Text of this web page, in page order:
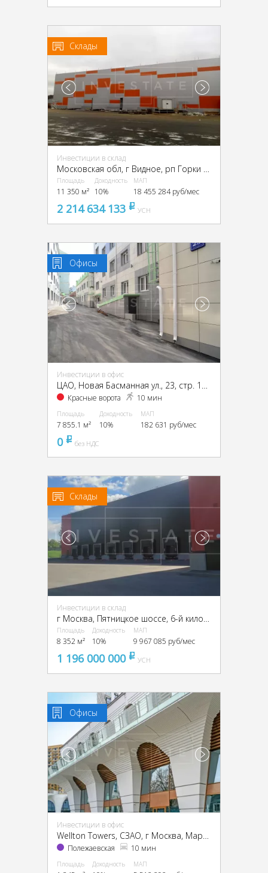
Склады
Инвестиции в склад
Площадь
11 350 м²
Доходность
10%
МАП
18 455 284 руб/мес
2 214 634 133 pуб
УСН
Офисы
Инвестиции в офис
ЦАО, Новая Басманная ул., 23, стр. 1А, 1Б, 2, 4
Красные ворота 10 мин
Площадь
7 855.1 м²
Доходность
10%
МАП
182 631 руб/мес
0 pуббез НДС
Склады
Инвестиции в склад
г Москва, Пятницкое шоссе, 6-й километр, г Москва, Пятницкое ш., 6
Площадь
8 352 м²
Доходность
10%
МАП
9 967 085 руб/мес
1 196 000 000 pуб
УСН
Офисы
Инвестиции в офис
Полежаевская 10 мин
Площадь Доходность МАП